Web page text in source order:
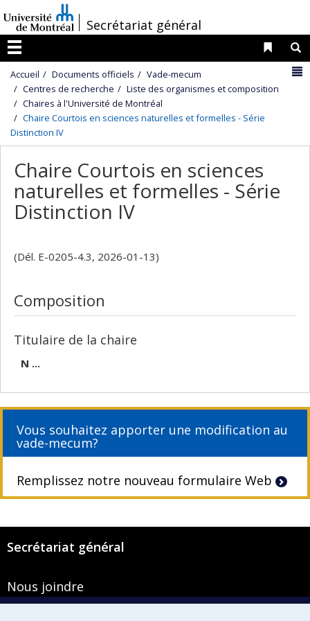
au
contenu
/
Secrétariat général
Menu
Liens
Accueil Documents officiels
Vade-mecum
Centres de recherche
Liste des organismes et composition
Chaires à l'Université de Montréal
Chaire Courtois en sciences naturelles et formelles - Série
Distinction IV
Chaire Courtois en sciences
naturelles et formelles - Série
Distinction IV
(Dél. E-0205-4.3, 2026-01-13)
Composition
Titulaire de la chaire
N ...
Vous souhaitez apporter une modification au
vade-mecum?
Remplissez notre nouveau formulaire Web
Secrétariat général
Nous joindre